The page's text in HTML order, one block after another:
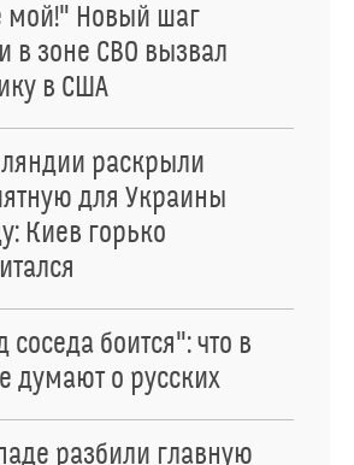
мой!" Новый шаг
в зоне СВО вызвал
в США
раскрыли
для Украины
Киев горько
соседа боится": что в
думают о русских
разбили главную